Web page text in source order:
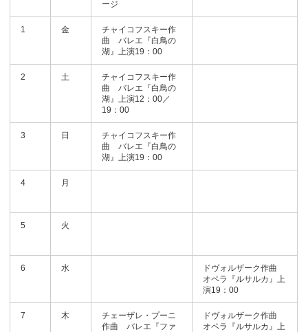
ージ
1 金
チャイコフスキー作
曲 バレエ『白鳥の
湖』上演19：00
2 土
チャイコフスキー作
曲 バレエ『白鳥の
湖』上演12：00／
19：00
3 日
チャイコフスキー作
曲 バレエ『白鳥の
湖』上演19：00
4 月
5 火
6 水
ドヴォルザーク作曲
オペラ『ルサルカ』上
演19：00
7 木
チェーザレ・プーニ
作曲 バレエ『ファ
ドヴォルザーク作曲
オペラ『ルサルカ』上